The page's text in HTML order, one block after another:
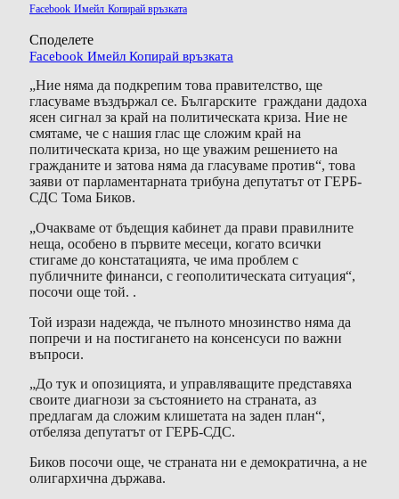
Facebook Имейл Копирай връзката
Споделете
Facebook Имейл Копирай връзката
„Ние няма да подкрепим това правителство, ще
гласуваме въздържал се. Българските граждани дадоха
ясен сигнал за край на политическата криза. Ние не
смятаме, че с нашия глас ще сложим край на
политическата криза, но ще уважим решението на
гражданите и затова няма да гласуваме против“, това
заяви от парламентарната трибуна депутатът от ГЕРБ-
СДС Тома Биков.
„Очакваме от бъдещия кабинет да прави правилните
неща, особено в първите месеци, когато всички
стигаме до констатацията, че има проблем с
публичните финанси, с геополитическата ситуация“,
посочи още той. .
Той изрази надежда, че пълното мнозинство няма да
попречи и на постигането на консенсуси по важни
въпроси.
„До тук и опозицията, и управляващите представяха
своите диагнози за състоянието на страната, аз
предлагам да сложим клишетата на заден план“,
отбеляза депутатът от ГЕРБ-СДС.
Биков посочи още, че страната ни е демократична, а не
олигархична държава.